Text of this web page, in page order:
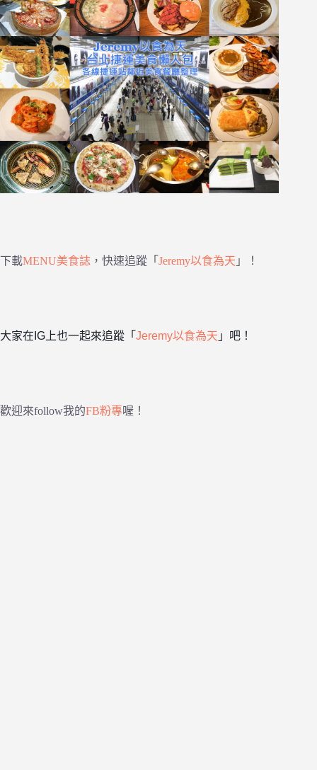
下載MENU美食誌 ，快速追蹤「 Jeremy以食為天 」！
大家在IG上也一起來追蹤「 Jeremy以食為天 」吧！
歡迎來follow我的FB粉專喔！